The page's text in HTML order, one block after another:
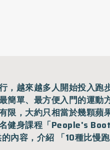
，越來越多人開始投入跑
簡單、最方便入門的運動
限，大約只相當於幾顆蘋
健身課程「People's
內容，介紹 「10種比慢